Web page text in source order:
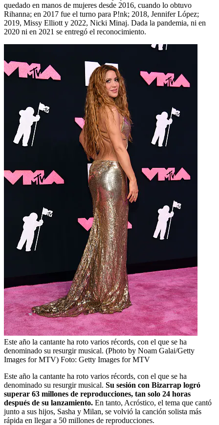
quedado en manos de mujeres desde 2016, cuando lo obtuvo
Rihanna; en 2017 fue el turno para P!nk; 2018, Jennifer López;
2019, Missy Elliott y 2022, Nicki Minaj. Dada la pandemia, ni en
2020 ni en 2021 se entregó el reconocimiento.
Este año la cantante ha roto varios récords, con el que se ha
denominado su resurgir musical. (Photo by Noam Galai/Getty
Images for MTV) Foto: Getty Images for MTV
Este año la cantante ha roto varios récords, con el que se ha
denominado su resurgir musical. Su sesión con Bizarrap logró
superar 63 millones de reproducciones, tan solo 24 horas
después de su lanzamiento. En tanto, Acróstico, el tema que cantó
junto a sus hijos, Sasha y Milan, se volvió la canción solista más
rápida en llegar a 50 millones de reproducciones.